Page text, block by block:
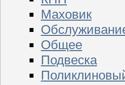
Маховик
Общее
Подвеска